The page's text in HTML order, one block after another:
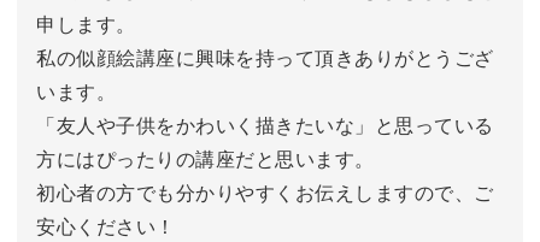
申します。
私の似顔絵講座に興味を持って頂きありがとうござ
います。
「友人や子供をかわいく描きたいな」と思っている
方にはぴったりの講座だと思います。
初心者の方でも分かりやすくお伝えしますので、ご
安心ください！